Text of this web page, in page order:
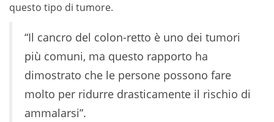
questo tipo di tumore.
“Il cancro del colon-retto è uno dei tumori
più comuni, ma questo rapporto ha
dimostrato che le persone possono fare
molto per ridurre drasticamente il rischio di
ammalarsi”.